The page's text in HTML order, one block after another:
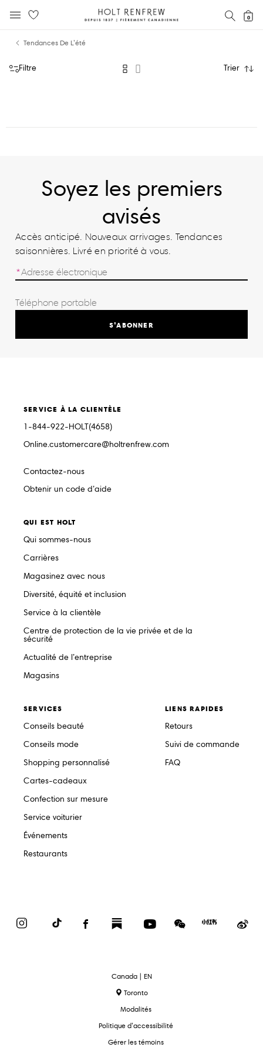
Holt
Fierement
0
Tendances De L’été
Filtre Trier
Soyez les premiers
avisés
Accès anticipé. Nouveaux arrivages. Tendances
saisonnières. Livré en priorité à vous.
S’ABONNER
SERVICE À LA CLIENTÈLE
1-844-922-HOLT(4658)
Online.customercare@holtrenfrew.com
Contactez-nous
Obtenir un code d’aide
QUI EST HOLT
Qui sommes-nous
Carrières
Magasinez avec nous
Diversité, équité et inclusion
Service à la clientèle
Centre de protection de la vie privée et de la
sécurité
Actualité de l’entreprise
Magasins
SERVICES
Conseils beauté
Conseils mode
Shopping personnalisé
Cartes-cadeaux
Confection sur mesure
Service voiturier
Événements
Restaurants
LIENS RAPIDES
Retours
Suivi de commande
FAQ
InstagramTikTok FacebookSubstack YouTubeWeChat
Red
text.language
Canada | EN
Toronto
Modalités
Politique d’accessibilité
Gérer les témoins